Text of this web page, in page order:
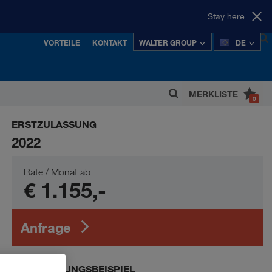
Stay here
VORTEILE KONTAKT WALTER GROUP DE
MERKLISTE 0
ERSTZULASSUNG
2022
Rate / Monat ab
€ 1.155,-
Anfrage
FINANZIERUNGSBEISPIEL